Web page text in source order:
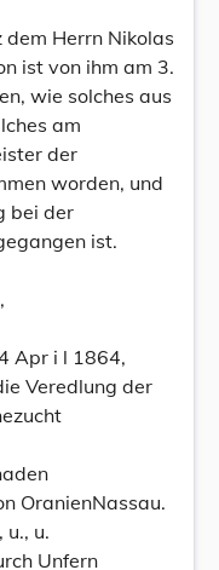
dem Herrn Nikolas
ist von ihm am 3.
wie solches aus
am
der
worden, und
bei der
ist.
Apr i l 1864,
Veredlung der
OranienNassau.
u., u.
Unfern